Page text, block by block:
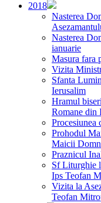
2018
Nasterea
Nasterea
ianuarie
Masura fara
Vizita
Sfanta
Ierusalim
Hramul
Romane din
Prohodul
Maicii
Praznicul
Sf Liturghie
Ips Teofan
Vizita la
Teofan